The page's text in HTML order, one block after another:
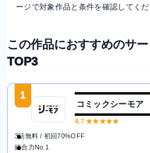
ージで対象作品と条件を確認してくだ
この作品におすすめのサー
TOP3
1
コミックシーモア
4.7★★★★★
3話無料 / 初回70%OFF
総合力No.1